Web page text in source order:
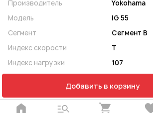
Производитель
Yokohama
Модель
IG 55
Сегмент
Сегмент B
Индекс скорости
T
Индекс нагрузки
107
Добавить в корзину